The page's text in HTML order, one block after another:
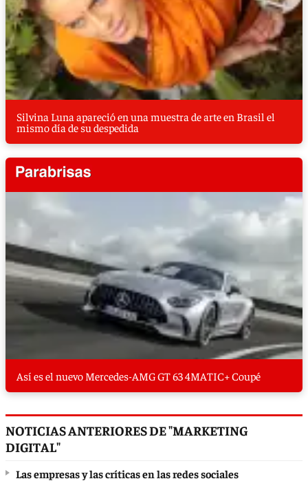
Silvina Luna apareció en una muestra de arte en Brasil el
mismo día de su despedida
Así es el nuevo Mercedes-AMG GT 63 4MATIC+ Coupé
NOTICIAS ANTERIORES DE "MARKETING
DIGITAL"
Las empresas y las críticas en las redes sociales